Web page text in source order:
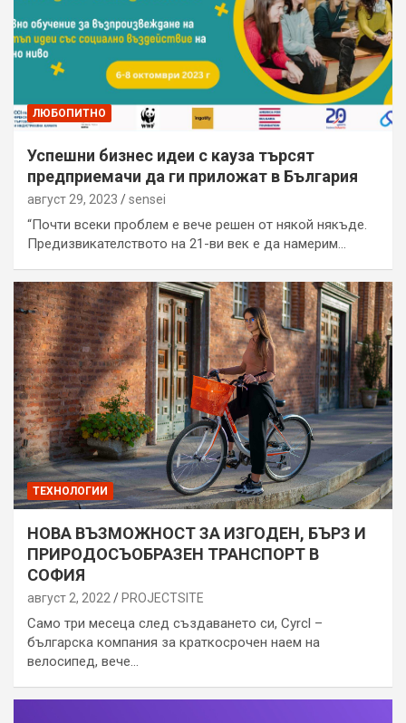
ЛЮБОПИТНО
Успешни бизнес идеи с кауза търсят
предприемачи да ги приложат в България
август 29, 2023 sensei
“Почти всеки проблем е вече решен от някой някъде.
Предизвикателството на 21-ви век е да намерим…
ТЕХНОЛОГИИ
НОВА ВЪЗМОЖНОСТ ЗА ИЗГОДЕН, БЪРЗ И
ПРИРОДОСЪОБРАЗЕН ТРАНСПОРТ В
СОФИЯ
август 2, 2022 PROJECTSITЕ
Само три месеца след създаването си, Cyrcl –
българска компания за краткосрочен наем на
велосипед, вече…